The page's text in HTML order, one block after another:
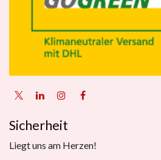
Sicherheit
Liegt uns am Herzen!